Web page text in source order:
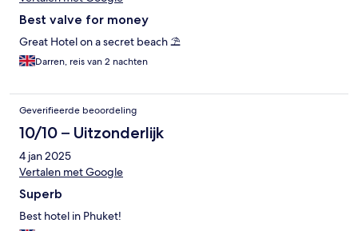
Best valve for money
Great Hotel on a secret beach ⛱️
Darren, reis van 2 nachten
Geverifieerde beoordeling
10/10 – Uitzonderlijk
4 jan 2025
Vertalen met Google
Superb
Best hotel in Phuket!